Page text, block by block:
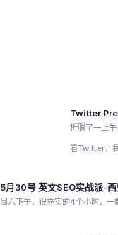
Twitter
折腾了一上午
看Twitter，
5月30号 英文SEO实战派-
周六下午，很充实的4个小时，一